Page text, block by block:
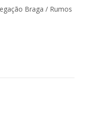
Braga / Rumos